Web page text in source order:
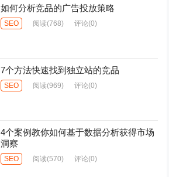
如何分析竞品的广告投放策略
SEO 阅读(768) 评论(0)
7个方法快速找到独立站的竞品
SEO 阅读(969) 评论(0)
4个案例教你如何基于数据分析获得市场
洞察
SEO 阅读(570) 评论(0)